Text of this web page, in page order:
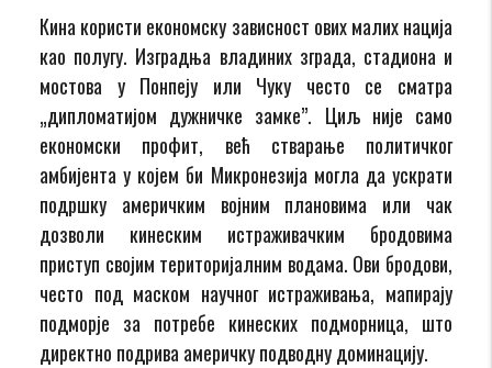
Кина користи економску зависност ових малих нација
као полугу. Изградња владиних зграда, стадиона и
мостова у Понпеју или Чуку често се сматра
„дипломатијом дужничке замке”. Циљ није само
економски профит, већ стварање политичког
амбијента у којем би Микронезија могла да ускрати
подршку америчким војним плановима или чак
дозволи кинеским истраживачким бродовима
приступ својим територијалним водама. Ови бродови,
често под маском научног истраживања, мапирају
подморје за потребе кинеских подморница, што
директно подрива америчку подводну доминацију.